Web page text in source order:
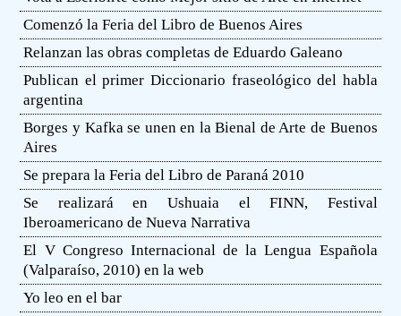
Comenzó la Feria del Libro de Buenos Aires
Relanzan las obras completas de Eduardo Galeano
Publican el primer Diccionario fraseológico del habla
argentina
Borges y Kafka se unen en la Bienal de Arte de Buenos
Aires
Se prepara la Feria del Libro de Paraná 2010
Se realizará en Ushuaia el FINN, Festival
Iberoamericano de Nueva Narrativa
El V Congreso Internacional de la Lengua Española
(Valparaíso, 2010) en la web
Yo leo en el bar